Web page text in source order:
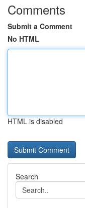
Comments
Submit a Comment
No HTML
HTML is disabled
Search